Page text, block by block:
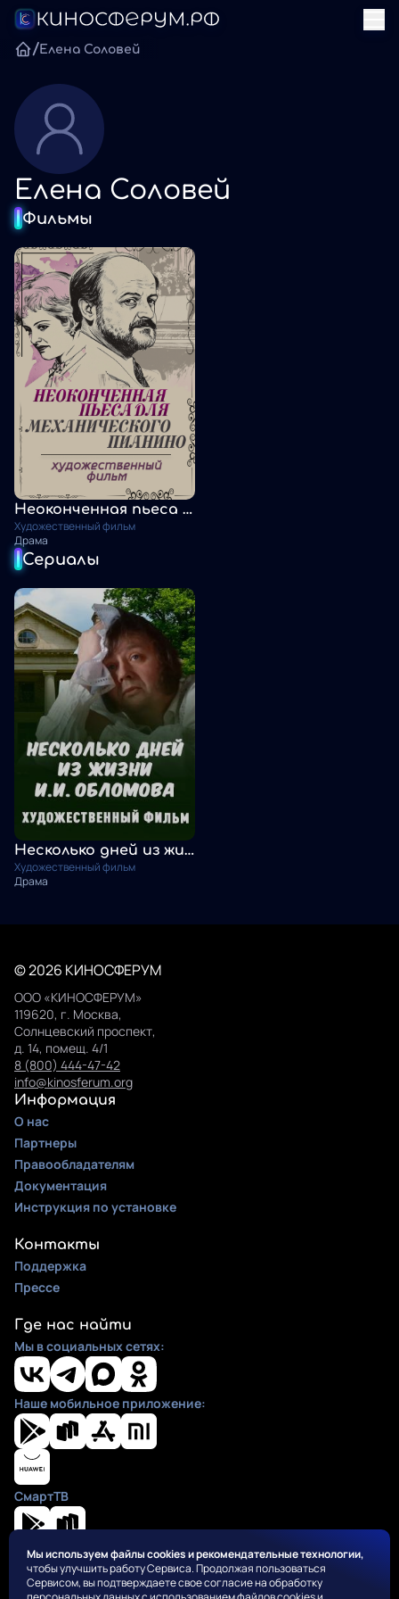
/Елена Соловей
Елена Соловей
Фильмы
Неоконченная пьеса для механического пианино
Художественный фильм
Драма
Сериалы
Несколько дней из жизни И.И. Обломова
Художественный фильм
Драма
Мы используем файлы cookies и рекомендательные технологии,
чтобы улучшить работу Сервиса. Продолжая пользоваться
Сервисом, вы подтверждаете свое согласие на обработку
© 2026 КИНОСФЕРУМ
ООО «КИНОСФЕРУМ»
119620, г. Москва,
Солнцевский проспект,
д. 14, помещ. 4/1
8 (800) 444-47-42
info@kinosferum.org
Информация
О нас
Партнеры
Правообладателям
Документация
Инструкция по установке
Контакты
Поддержка
Прессе
Где нас найти
Мы в социальных сетях:
Наше мобильное приложение:
СмартТВ
Положения
Пользовательское соглашение